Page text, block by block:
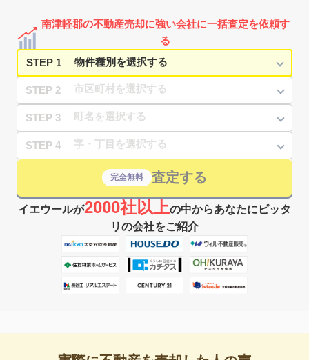
南津軽郡の不動産売却に強い会社に一括査定を依頼す
る
STEP 1
STEP 2
STEP 3
STEP 4
完全無料 査定する
イエウールが2000社以上の中からあなたにピッタ
リの会社をご紹介